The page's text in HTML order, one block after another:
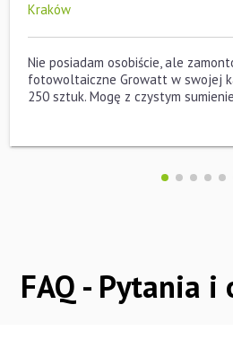
Kraków
Nie posiadam osobiście, ale
fotowoltaiczne Growatt w swojej
250 sztuk. Mogę z czystym
FAQ - Pytania